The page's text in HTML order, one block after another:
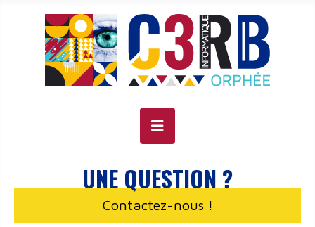
UNE QUESTION ?
Contactez-nous !